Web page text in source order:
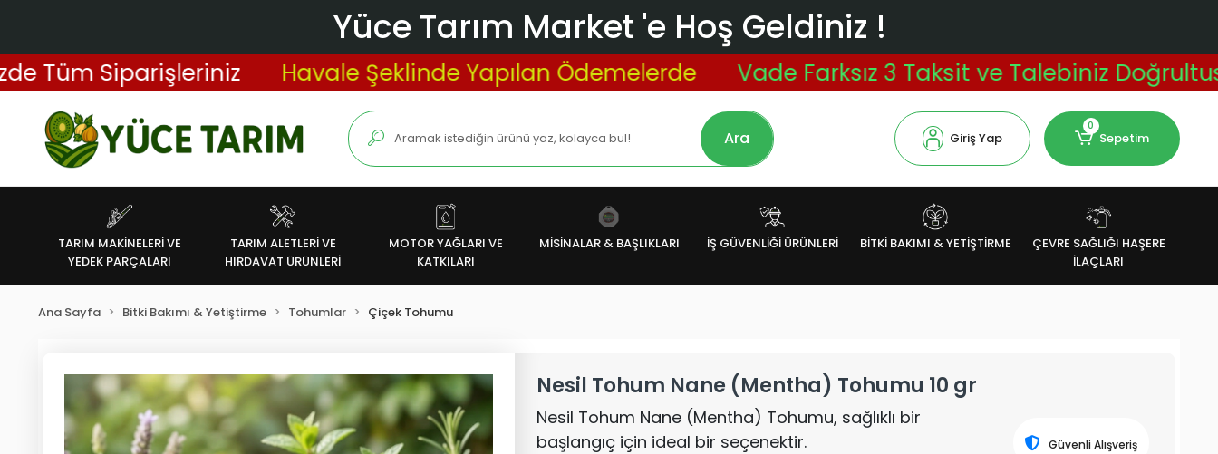
Yüce Tarım Market 'e Hoş Geldiniz !
Siparişleriniz Havale Şeklinde Yapılan Ödemelerde Vade Farksız 3 Taksit ve Talebiniz
Ara Giriş Yap
0
Sepetim
TARIM MAKİNELERİ VE
YEDEK PARÇALARI
TARIM ALETLERİ VE
HIRDAVAT ÜRÜNLERİ
MOTOR YAĞLARI VE
KATKILARI
MİSİNALAR & BAŞLIKLARI İŞ GÜVENLİĞİ ÜRÜNLERİ BİTKİ BAKIMI & YETİŞTİRME
ÇEVRE SAĞLIĞI HAŞERE
İLAÇLARI
Ana Sayfa Bitki Bakımı & Yetiştirme Tohumlar Çiçek Tohumu
Nesil Tohum Nane (Mentha) Tohumu 10 gr
Nesil Tohum Nane (Mentha) Tohumu, sağlıklı bir
başlangıç için ideal bir seçenektir.
Güvenli Alışveriş